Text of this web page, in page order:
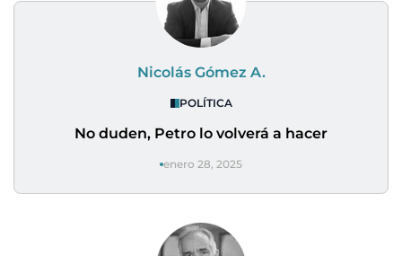
Nicolás Gómez A.
POLÍTICA
No duden, Petro lo volverá a hacer
enero 28, 2025